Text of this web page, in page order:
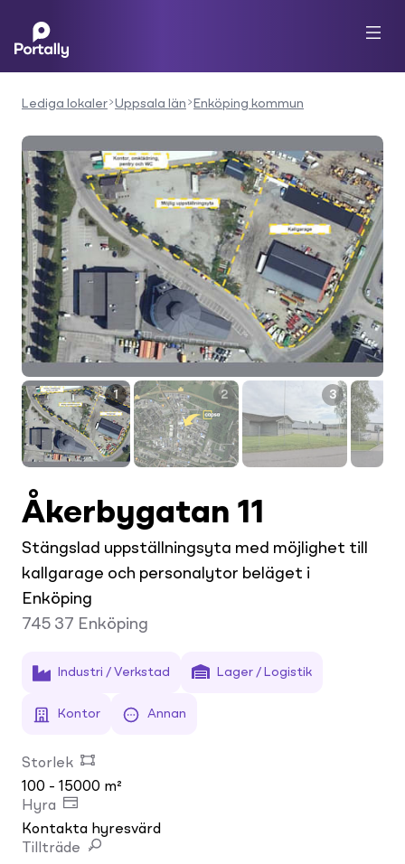
Lediga lokaler Uppsala län Enköping kommun
1 2 3
Åkerbygatan 11
Stängslad uppställningsyta med möjlighet till
kallgarage och personalytor beläget i
Enköping
745 37 Enköping
Industri / Verkstad Lager / Logistik
Kontor Annan
Storlek
100 - 15000 m²
Hyra
Kontakta hyresvärd
Tillträde